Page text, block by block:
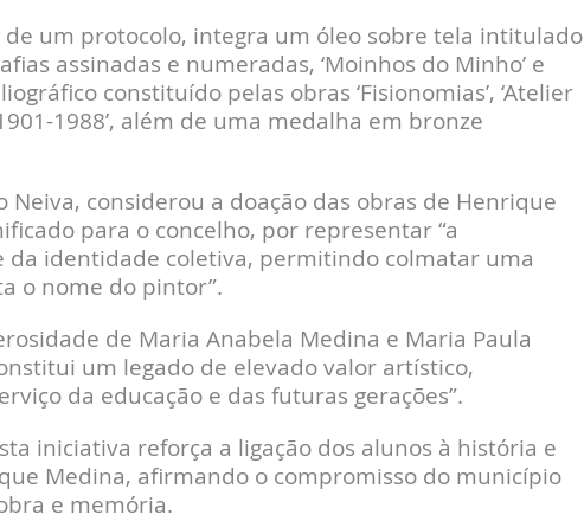
um protocolo, integra um óleo sobre tela intitulado
assinadas e numeradas, ‘Moinhos do Minho’ e
constituído pelas obras ‘Fisionomias’, ‘Atelier
1988’, além de uma medalha em bronze
considerou a doação das obras de Henrique
para o concelho, por representar “a
da identidade coletiva, permitindo colmatar uma
o nome do pintor”.
de Maria Anabela Medina e Maria Paula
um legado de elevado valor artístico,
da educação e das futuras gerações”.
iniciativa reforça a ligação dos alunos à história e
Medina, afirmando o compromisso do município
e memória.